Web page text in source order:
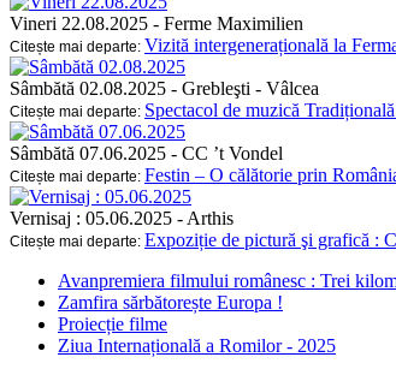
Vineri 22.08.2025 - Ferme Maximilien
Citește mai departe: Vizită intergenerațională la
Sâmbătă 02.08.2025 - Grebleşti - Vâlcea
Citește mai departe: Spectacol de muzică
Sâmbătă 07.06.2025 - CC ’t Vondel
Citește mai departe: Festin – O călătorie prin
Vernisaj : 05.06.2025 - Arthis
Citește mai departe: Expoziție de pictură şi grafică :
Avanpremiera filmului românesc : Trei
Zamfira sărbătorește Europa !
Proiecție filme
Ziua Internațională a Romilor - 2025